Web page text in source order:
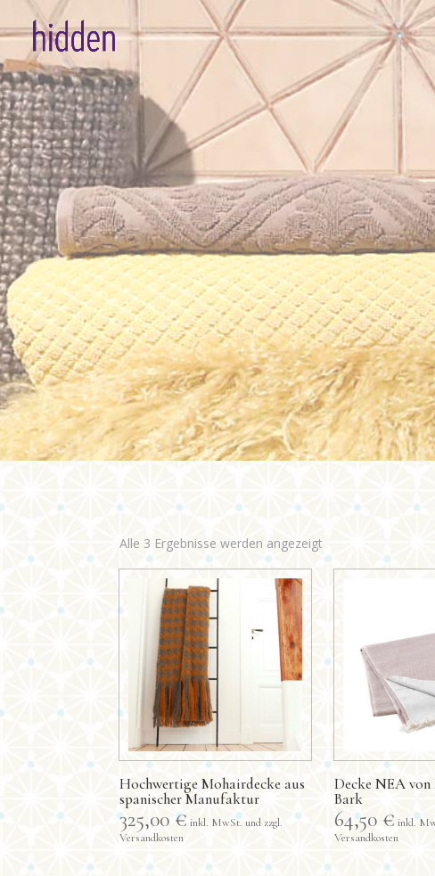
Alle 3 Ergebnisse werden angezeigt
Aktualität
Hochwertige Mohairdecke aus
spanischer Manufaktur
325,00 €
Decke NEA von
Bark
64,50 €